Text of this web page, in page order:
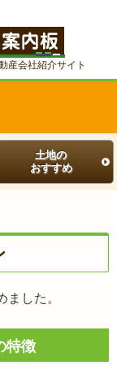
産会社紹介サイト
土地の
おすすめ
した。
特徴